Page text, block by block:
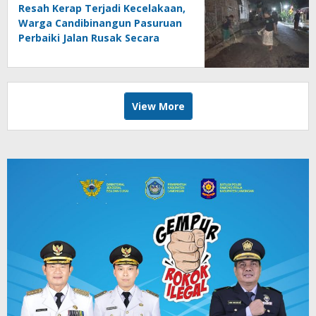
Resah Kerap Terjadi Kecelakaan,
Warga Candibinangun Pasuruan
Perbaiki Jalan Rusak Secara
View More